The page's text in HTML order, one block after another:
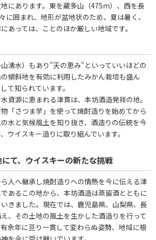
にあります。東を蔵多山（475m）、西を長
に囲まれ、地形が盆地状のため、夏は暑く、
あっては、ことのほか厳しい地域です。
湧水）もあり"天の恵み"といっていいほどの
傾斜地を有効に利用したみかん栽培も盛ん
て知られています。
資源に恵まれる津貫は、本坊酒造発祥の地。
「さつま芋」を使って焼酎造りを始めてから
水と気候風土を知り抜き、酒造りの伝統を今
ウイスキー造りに取り組んでいます。
て、ウイスキーの新たな挑戦
人へ継承し焼酎造りへの情熱を今に伝える津
あるこの地から、本坊酒造は蒸留酒とともに
きました。現在では、鹿児島県、山梨県、長
、その土地の風土を生かした酒造りを行って
余年に亘り一貫して変わらぬ姿勢、地域に根